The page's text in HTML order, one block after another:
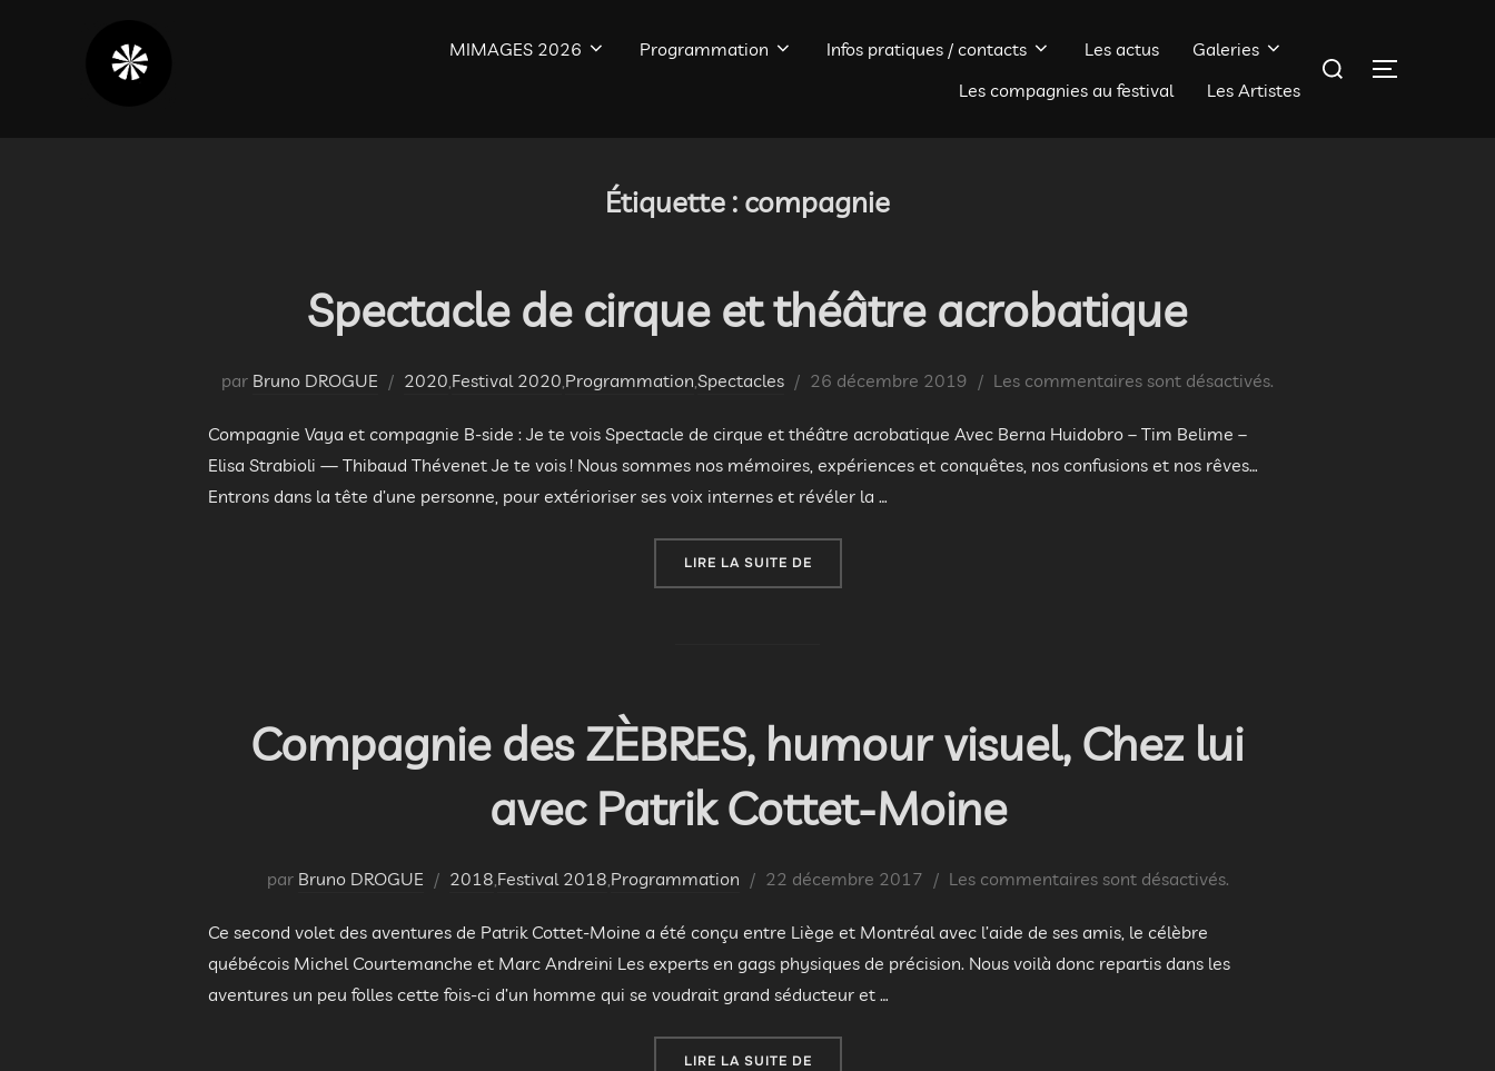
MIMAGES 2026 Programmation Infos pratiques / contacts Les actus
Galeries
Les compagnies au festival
Les Artistes
Rechercher :
Étiquette : compagnie
Spectacle de cirque et théâtre acrobatique
par Bruno DROGUE 2020 Festival 2020 Programmation Spectacles
Publié
26 décembre 2019 Les commentaires sont désactivés.
Compagnie Vaya et compagnie B-side : Je te vois Spectacle de cirque et théâtre acrobatique Avec Berna Huidobro – Tim Belime –
Elisa Strabioli — Thibaud Thévenet Je te vois ! Nous sommes nos mémoires, expériences et conquêtes, nos confusions et nos rêves…
Entrons dans la tête d’une personne, pour extérioriser ses voix internes et révéler la …
LIRE LA SUITE DE« SPECTACLE DE CIRQUE ET THÉÂTRE ACROBATIQUE »
Compagnie des ZÈBRES, humour visuel, Chez lui
avec Patrik Cottet-Moine
par Bruno DROGUE 2018 Festival 2018 Programmation
Publié
22 décembre 2017 Les commentaires sont désactivés.
Ce second volet des aventures de Patrik Cottet-Moine a été conçu entre Liège et Montréal avec l’aide de ses amis, le célèbre
québécois Michel Courtemanche et Marc Andreini Les experts en gags physiques de précision. Nous voilà donc repartis dans les
aventures un peu folles cette fois-ci d’un homme qui se voudrait grand séducteur et …
LIRE LA SUITE DE« COMPAGNIE DES ZÈBRES, HUMOUR VISUEL, CHEZ LUI AVEC PATRIK COTTET-MOINE »